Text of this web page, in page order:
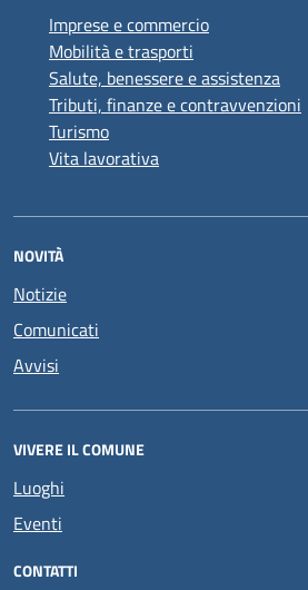
Imprese e commercio
Mobilità e trasporti
Salute, benessere e assistenza
Tributi, finanze e contravvenzioni
Turismo
Vita lavorativa
NOVITÀ
Notizie
Comunicati
Avvisi
VIVERE IL COMUNE
Luoghi
Eventi
CONTATTI